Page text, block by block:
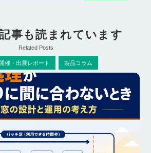
事も読まれています
Related Posts
催・出展レポート 製品コラム